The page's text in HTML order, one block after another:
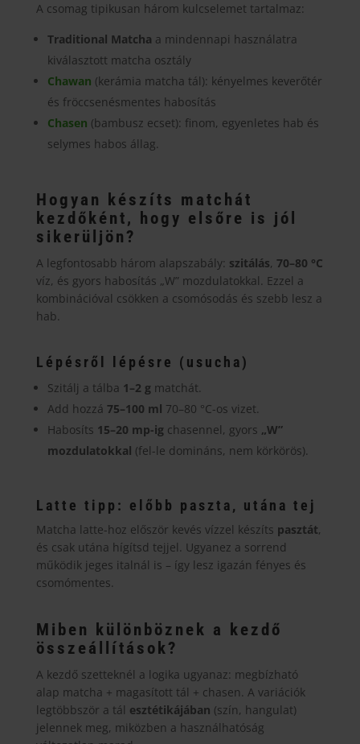
A csomag tipikusan három kulcselemet tartalmaz:
Traditional Matcha a mindennapi használatra
kiválasztott matcha osztály
Chawan (kerámia matcha tál): kényelmes keverőtér
és fröccsenésmentes habosítás
Chasen (bambusz ecset): finom, egyenletes hab és
selymes habos állag.
Hogyan készíts matchát
kezdőként, hogy elsőre is jól
sikerüljön?
A legfontosabb három alapszabály: szitálás, 70–80 °C
víz, és gyors habosítás „W” mozdulatokkal. Ezzel a
kombinációval csökken a csomósodás és szebb lesz a
hab.
Lépésről lépésre (usucha)
Szitálj a tálba 1–2 gmatchát.
Add hozzá 75–100 ml 70–80 °C-os vizet.
Habosíts 15–20 mp-igchasennel, gyors „W”
mozdulatokkal (fel-le domináns, nem körkörös).
Latte tipp: előbb paszta, utána tej
Matcha latte-hoz először kevés vízzel készíts pasztát,
és csak utána hígítsd tejjel. Ugyanez a sorrend
működik jeges italnál is – így lesz igazán fényes és
csomómentes.
Miben különböznek a kezdő
összeállítások?
A kezdő szetteknél a logika ugyanaz: megbízható
alap matcha + magasított tál + chasen. A variációk
legtöbbször a tál esztétikájában (szín, hangulat)
jelennek meg, miközben a használhatóság